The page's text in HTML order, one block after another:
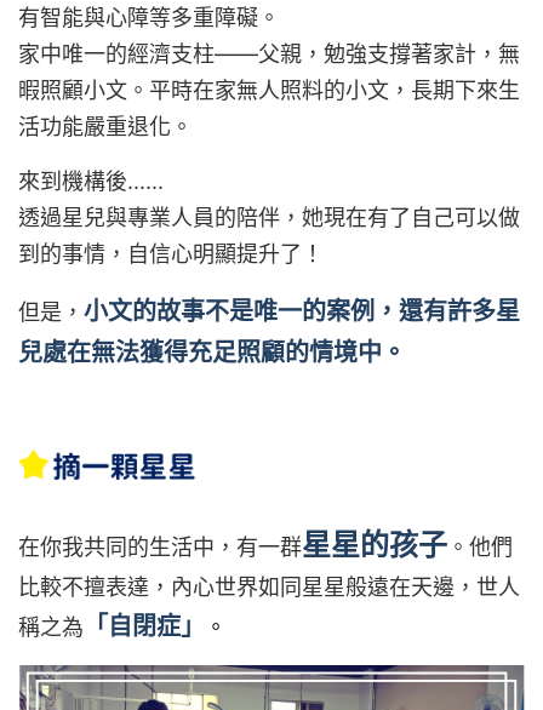
有智能與心障等多重障礙。
家中唯一的經濟支柱——父親，勉強支撐著家計，無
暇照顧小文。平時在家無人照料的小文，長期下來生
活功能嚴重退化。
來到機構後......
透過星兒與專業人員的陪伴，她現在有了自己可以做
到的事情，自信心明顯提升了！
但是， 小文的故事不是唯一的案例，還有許多星
兒處在無法獲得充足照顧的情境中。
在你我共同的生活中，有一群星星的孩子 。他們
比較不擅表達，內心世界如同星星般遠在天邊，世人
稱之為
「自閉症」 。